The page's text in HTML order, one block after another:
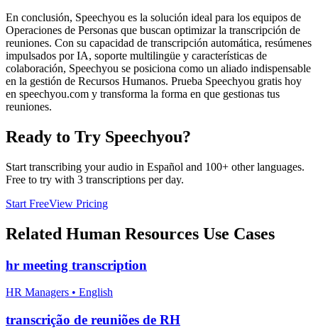
En conclusión, Speechyou es la solución ideal para los equipos de
Operaciones de Personas que buscan optimizar la transcripción de
reuniones. Con su capacidad de transcripción automática, resúmenes
impulsados por IA, soporte multilingüe y características de
colaboración, Speechyou se posiciona como un aliado indispensable
en la gestión de Recursos Humanos. Prueba Speechyou gratis hoy
en speechyou.com y transforma la forma en que gestionas tus
reuniones.
Ready to Try Speechyou?
Start transcribing your audio in Español and 100+ other languages.
Free to try with 3 transcriptions per day.
Start FreeView Pricing
Related Human Resources Use Cases
hr meeting transcription
HR Managers • English
transcrição de reuniões de RH